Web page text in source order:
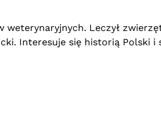
Leczył
Interesuje się historią Polski i